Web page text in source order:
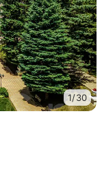
1/30